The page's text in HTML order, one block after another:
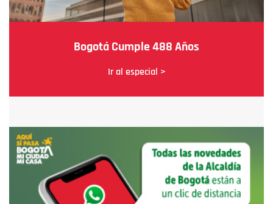
Bogotá Cumple 488 Años
Ir al especial >